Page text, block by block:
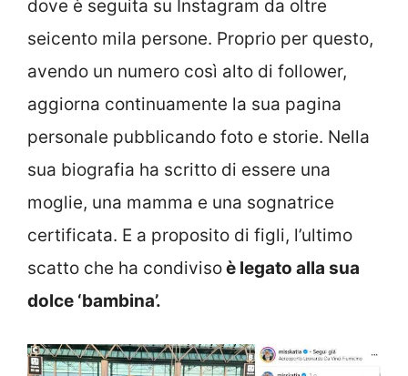
dove è seguita su Instagram da oltre
seicento mila persone. Proprio per questo,
avendo un numero così alto di follower,
aggiorna continuamente la sua pagina
personale pubblicando foto e storie. Nella
sua biografia ha scritto di essere una
moglie, una mamma e una sognatrice
certificata. E a proposito di figli, l’ultimo
scatto che ha condivisoè legato alla sua
dolce ‘bambina’.